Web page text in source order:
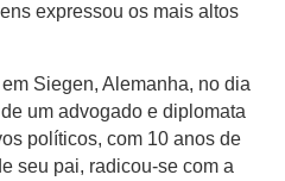
expressou os mais altos
Siegen, Alemanha, no dia
um advogado e diplomata
políticos, com 10 anos de
seu pai, radicou-se com a